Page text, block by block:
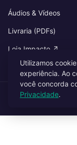
Áudios & Vídeos
Livraria (PDFs)
Loja Impacto ↗
© 2026 Impacto
Utilizamos
experiência. Ao
você concorda
Privacidade.